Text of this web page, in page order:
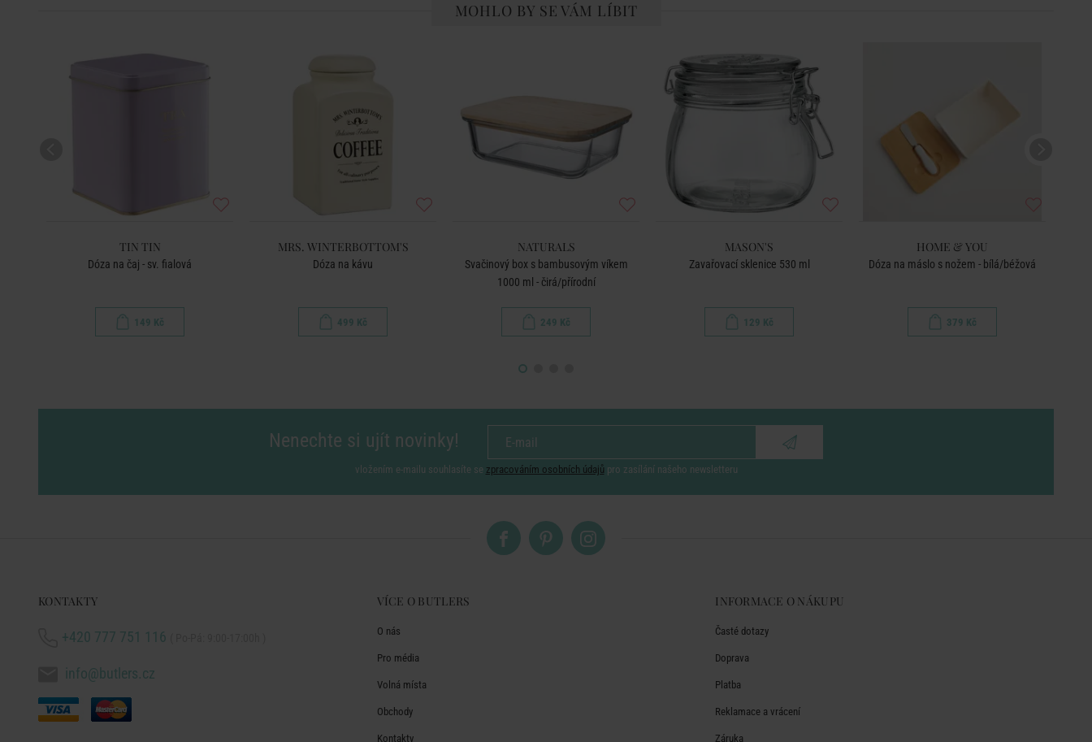
MOHLO BY SE VÁM LÍBIT
TIN TIN
Dóza na čaj - sv. fialová
149 Kč
MRS. WINTERBOTTOM'S
Dóza na kávu
499 Kč
NATURALS
Svačinový box s bambusovým víkem
1000 ml - čirá/přírodní
249 Kč
MASON'S
Zavařovací sklenice 530 ml
129 Kč
HOME & YOU
Dóza na máslo s nožem - bílá/béžová
379 Kč
Nenechte si ujít novinky!
vložením e-mailu souhlasíte se zpracováním osobních údajů pro zasílání našeho newsletteru
KONTAKTY
+420 777 751 116
info@butlers.cz
VÍCE O BUTLERS
O nás
Pro média
Volná místa
Obchody
Kontakty
INFORMACE O NÁKUPU
Časté dotazy
Doprava
Platba
Reklamace a vrácení
Záruka